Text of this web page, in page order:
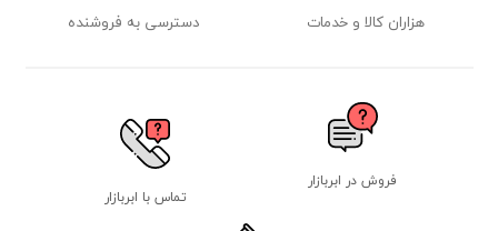
هزاران کالا و خدمات دسترسی به فروشنده
فروش در ابربازار
تماس با ابربازار